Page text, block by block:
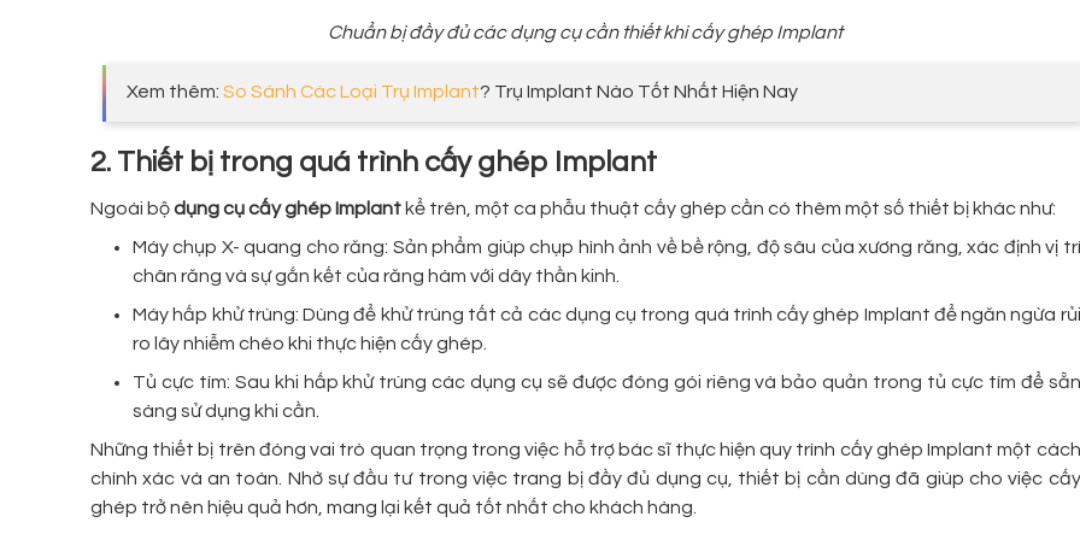
Chuẩn bị đầy đủ các dụng cụ cần thiết khi cấy ghép Implant
Xem thêm: So Sánh Các Loại Trụ Implant? Trụ Implant Nào Tốt Nhất Hiện Nay
2. Thiết bị trong quá trình cấy ghép Implant
Ngoài bộdụng cụ cấy ghép Implant kể trên, một ca phẫu thuật cấy ghép cần có thêm một số thiết bị khác như:
Máy chụp X- quang cho răng: Sản phẩm giúp chụp hình ảnh về bề rộng, độ sâu của xương răng, xác định vị trí
chân răng và sự gắn kết của răng hàm với dây thần kinh.
Máy hấp khử trùng: Dùng để khử trùng tất cả các dụng cụ trong quá trình cấy ghép Implant để ngăn ngừa rủi
ro lây nhiễm chéo khi thực hiện cấy ghép.
Tủ cực tím: Sau khi hấp khử trùng các dụng cụ sẽ được đóng gói riêng và bảo quản trong tủ cực tím để sẵn
sàng sử dụng khi cần.
Những thiết bị trên đóng vai trò quan trọng trong việc hỗ trợ bác sĩ thực hiện quy trình cấy ghép Implant một cách
chính xác và an toàn. Nhờ sự đầu tư trong việc trang bị đầy đủ dụng cụ, thiết bị cần dùng đã giúp cho việc cấy
ghép trở nên hiệu quả hơn, mang lại kết quả tốt nhất cho khách hàng.